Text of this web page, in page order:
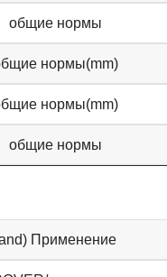
общие нормы
нормы(mm)
нормы(mm)
общие нормы
Применение